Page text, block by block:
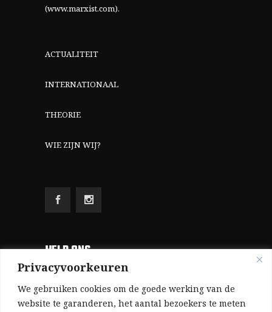
Privacyvoorkeuren
We gebruiken cookies om de goede werking van de
website te garanderen, het aantal bezoekers te meten
(www.marxist.com).
ACTUALITEIT
INTERNATIONAAL
THEORIE
WIE ZIJN WIJ?
HELP ONS
Aangezien we volledig zelf gefinancierd zijn
(zonder subsidies, zonder commerciële